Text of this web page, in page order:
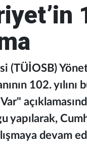
(TÜİOSB)
102. yılını
yapılarak,
devam